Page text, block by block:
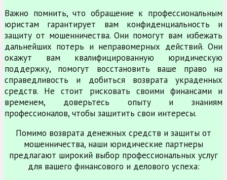
Важно помнить, что обращение к профессиональным
юристам гарантирует вам конфиденциальность и
защиту от мошенничества. Они помогут вам избежать
дальнейших потерь и неправомерных действий. Они
окажут вам квалифицированную юридическую
поддержку, помогут восстановить ваше право на
справедливость и добиться возврата украденных
средств. Не стоит рисковать своими финансами и
временем, доверьтесь опыту и знаниям
профессионалов, чтобы защитить свои интересы.
Помимо возврата денежных средств и защиты от
мошенничества, наши юридические партнеры
предлагают широкий выбор профессиональных услуг
для вашего финансового и делового успеха: